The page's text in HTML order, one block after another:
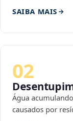
SAIBA MAIS
02
Água
causados por